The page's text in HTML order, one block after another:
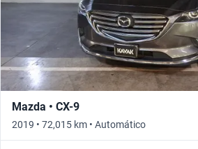
Mazda • CX-9
2019 • 72,015 km • Automático